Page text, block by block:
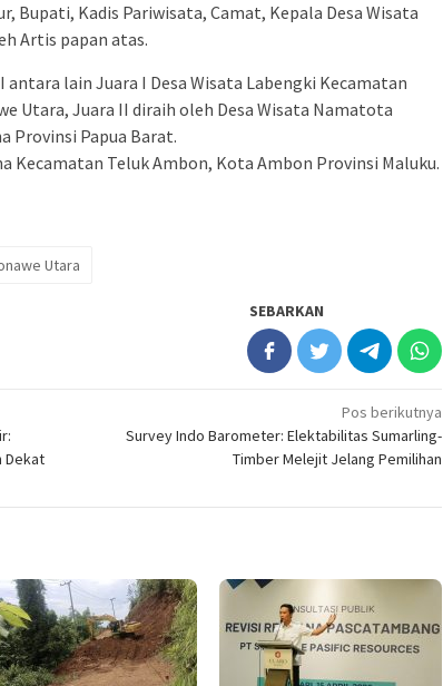
Bupati, Kadis Pariwisata, Camat, Kepala Desa Wisata
Artis papan atas.
antara lain Juara I Desa Wisata Labengki Kecamatan
Utara, Juara II diraih oleh Desa Wisata Namatota
Provinsi Papua Barat.
Kecamatan Teluk Ambon, Kota Ambon Provinsi Maluku.
Utara
SEBARKAN
Dekat
Pos berikutnya
Survey Indo Barometer: Elektabilitas Sumarling-
Timber Melejit Jelang Pemilihan